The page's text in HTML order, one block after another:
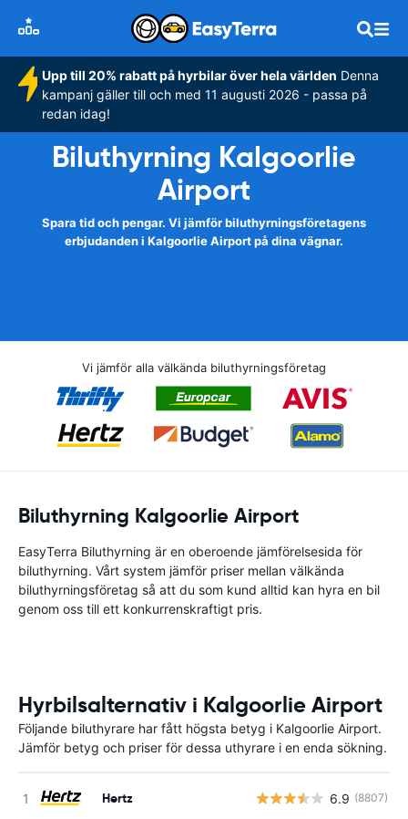
Upp till 20% rabatt på hyrbilar över hela världen Denna
kampanj gäller till och med 11 augusti 2026 - passa på
redan idag!
Biluthyrning Kalgoorlie
Airport
Spara tid och pengar. Vi jämför biluthyrningsföretagens
erbjudanden i Kalgoorlie Airport på dina vägnar.
Vi jämför alla välkända biluthyrningsföretag
Biluthyrning Kalgoorlie Airport
EasyTerra Biluthyrning är en oberoende jämförelsesida för
biluthyrning. Vårt system jämför priser mellan välkända
biluthyrningsföretag så att du som kund alltid kan hyra en bil
genom oss till ett konkurrenskraftigt pris.
Hyrbilsalternativ i Kalgoorlie Airport
Följande biluthyrare har fått högsta betyg i Kalgoorlie Airport.
Jämför betyg och priser för dessa uthyrare i en enda sökning.
Hertz 6.9 (8807)